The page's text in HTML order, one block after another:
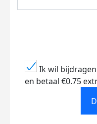
Ik wil
en betaal €0.75